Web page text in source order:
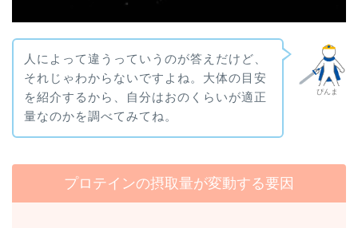
ぴんま
人によって違うっていうのが答えだけど、
それじゃわからないですよね。大体の目安
を紹介するから、自分はおのくらいが適正
量なのかを調べてみてね。
プロテインの摂取量が変動する要因